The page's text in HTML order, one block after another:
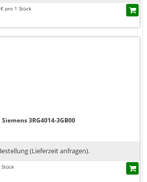
pro 1 Stück
Siemens 3RG4014-3GB00
(Lieferzeit anfragen).